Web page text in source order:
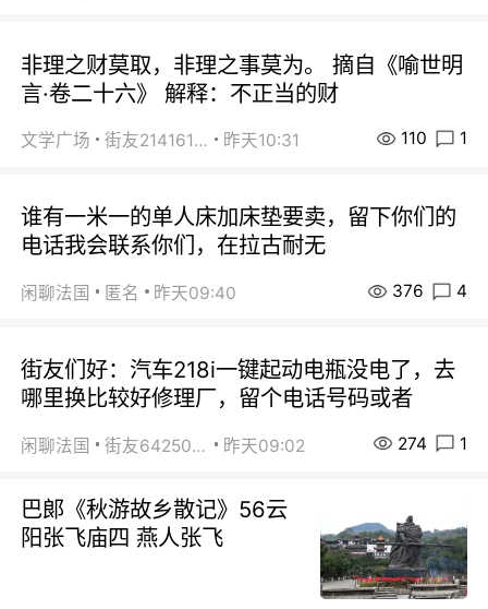
非理之财莫取，非理之事莫为。 摘自《喻世明
言·卷二十六》 解释：不正当的财
文学广场 街友21416156 昨天10:31 110 1
谁有一米一的单人床加床垫要卖，留下你们的
电话我会联系你们，在拉古耐无
闲聊法国 匿名 昨天09:40 376 4
街友们好：汽车218i一键起动电瓶没电了，去
哪里换比较好修理厂，留个电话号码或者
闲聊法国 街友64250024 昨天09:02 274 1
巴郞《秋游故乡散记》56云
阳张飞庙四 燕人张飞